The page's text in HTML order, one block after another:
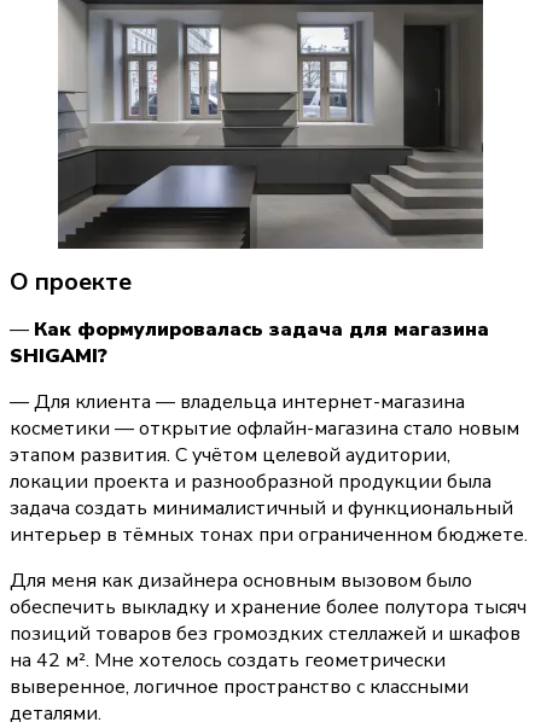
О проекте
— Как формулировалась задача для магазина
SHIGAMI?
— Для клиента — владельца интернет-магазина
косметики — открытие офлайн-магазина стало новым
этапом развития. С учётом целевой аудитории,
локации проекта и разнообразной продукции была
задача создать минималистичный и функциональный
интерьер в тёмных тонах при ограниченном бюджете.
Для меня как дизайнера основным вызовом было
обеспечить выкладку и хранение более полутора тысяч
позиций товаров без громоздких стеллажей и шкафов
на 42 м². Мне хотелось создать геометрически
выверенное, логичное пространство с классными
деталями.